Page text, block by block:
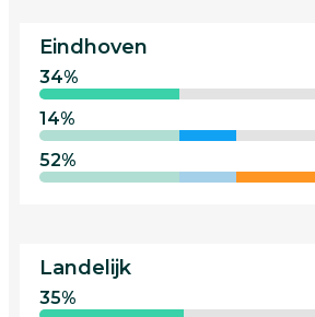
Eindhoven
34%
14%
52%
Landelijk
35%